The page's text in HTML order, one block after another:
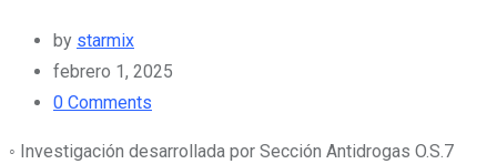
by starmix
febrero 1, 2025
0 Comments
◦ Investigación desarrollada por Sección Antidrogas O.S.7